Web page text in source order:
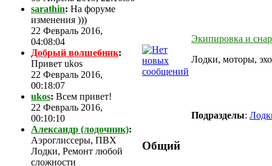
sarathin: На форуме
изменения )))
22 Февраль 2016,
04:08:04
Добрый волшебник:
Привет ukos
22 Февраль 2016,
00:18:07
ukos: Всем привет!
22 Февраль 2016,
00:10:10
Александр (лодочник):
Аэроглиссеры, ПВХ
Лодки, Ремонт любой
сложности
Экипировка и
Лодки, моторы,
Подразделы:
Общий